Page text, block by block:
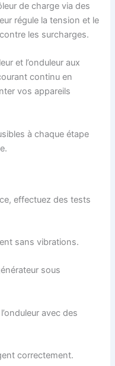
de charge via des
régule la tension et le
les surcharges.
et l’onduleur aux
continu en
vos appareils
à chaque étape
effectuez des tests
sans vibrations.
sous
avec des
correctement.